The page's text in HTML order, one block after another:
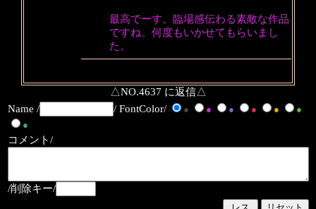
最高でーす。臨場感伝わる素敵な作品
ですね。何度もいかせてもらいまし
た。
△NO.4637 に返信△
Name /
/ FontColor/ ● ● ● ● ●
●
●
コメント/
/削除キー/